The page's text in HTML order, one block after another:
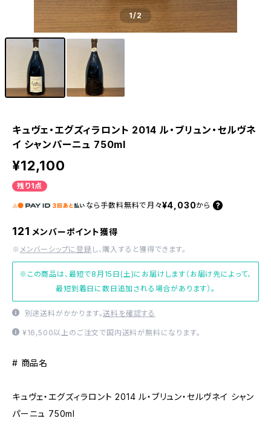
1/2
キュヴェ・エグズィラロント 2014 ル・ブリュン・セルヴネ
イ シャンパーニュ 750ml
¥12,100
残り1点
なら 手数料無料で 月々¥4,030から
121 メンバーポイント獲得
※ メンバーシップに登録 し、購入すると獲得できます。
※この商品は、最短で8月15日(土)にお届けします（お届け先によって、
最短到着日に数日追加される場合があります）。
別途送料がかかります。送料を確認する
¥16,500以上のご注文で国内送料が無料になります。
# 商品名
キュヴェ・エグズィラロント 2014 ル・ブリュン・セルヴネイ シャン
パーニュ 750ml